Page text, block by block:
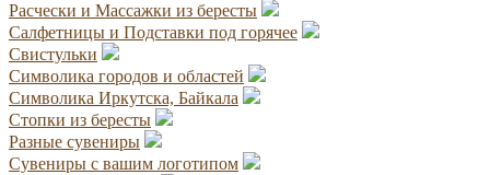
Расчески и Массажки из бересты
Салфетницы и Подставки под горячее
Свистульки
Символика городов и областей
Символика Иркутска, Байкала
Стопки из бересты
Разные сувениры
Сувениры с вашим логотипом